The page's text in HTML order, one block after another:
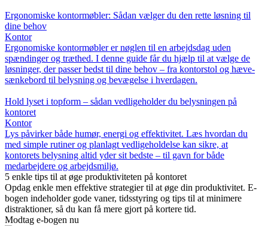
Ergonomiske kontormøbler: Sådan vælger du den rette løsning til
dine behov
Kontor
Ergonomiske kontormøbler er nøglen til en arbejdsdag uden
spændinger og træthed. I denne guide får du hjælp til at vælge de
løsninger, der passer bedst til dine behov – fra kontorstol og hæve-
sænkebord til belysning og bevægelse i hverdagen.
Hold lyset i topform – sådan vedligeholder du belysningen på
kontoret
Kontor
Lys påvirker både humør, energi og effektivitet. Læs hvordan du
med simple rutiner og planlagt vedligeholdelse kan sikre, at
kontorets belysning altid yder sit bedste – til gavn for både
medarbejdere og arbejdsmiljø.
5 enkle tips til at øge produktiviteten på kontoret
Opdag enkle men effektive strategier til at øge din produktivitet. E-
bogen indeholder gode vaner, tidsstyring og tips til at minimere
distraktioner, så du kan få mere gjort på kortere tid.
Modtag e-bogen nu